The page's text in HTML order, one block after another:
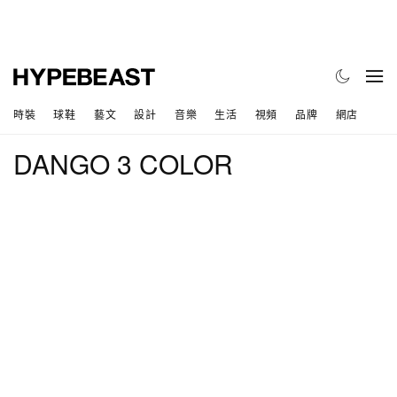
時裝 球鞋 藝文 設計 音樂 生活 視頻 品牌 網店
DANGO 3 COLOR